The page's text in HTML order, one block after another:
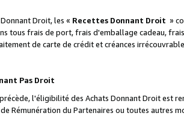
Droit, les « Recettes Donnant Droit »
tous frais de port, frais d'emballage cadeau,
de carte de crédit et créances
Pas Droit
l'éligibilité des Achats Donnant Droit est
Rémunération du Partenaires ou toutes autres